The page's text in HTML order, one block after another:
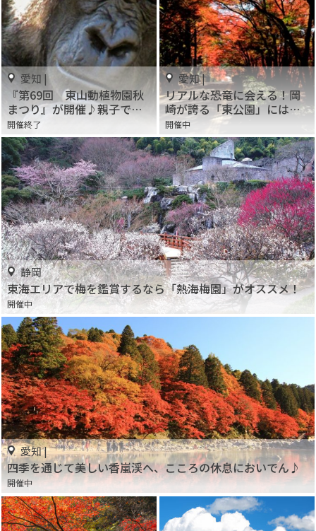
愛知 |
『第69回 東山動植物園秋
まつり』が開催♪親子で秋
の動植物を楽しんじゃお
う！
開催終了
愛知 |
リアルな恐竜に会える！岡
崎が誇る「東公園」には無
料動物園も！
開催中
静岡
東海エリアで梅を鑑賞するなら「熱海梅園」がオススメ！
開催中
愛知 |
四季を通じて美しい香嵐渓へ、こころの休息においでん♪
開催中